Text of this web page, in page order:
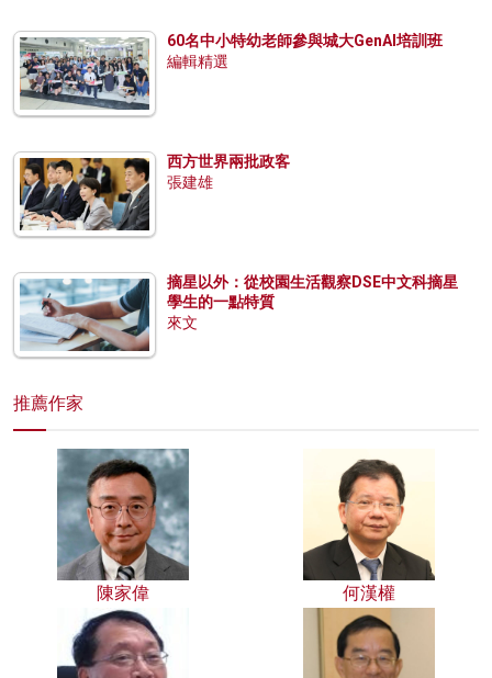
60名中小特幼老師參與城大GenAI培訓班
編輯精選
西方世界兩批政客
張建雄
摘星以外：從校園生活觀察DSE中文科摘星
學生的一點特質
來文
推薦作家
陳家偉 何漢權